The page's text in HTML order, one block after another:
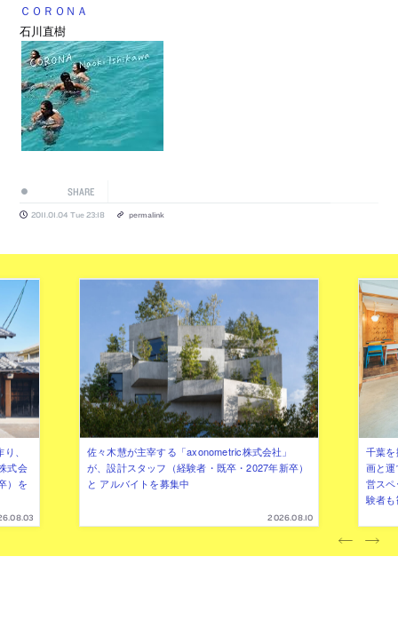
ＣＯＲＯＮＡ
石川直樹
SHARE
2011.01.04 Tue 23:18 permalink
、
式会
）を
佐々木慧が主宰する「axonometric株式会社」
が、設計スタッフ（経験者・既卒・2027年新卒）
と アルバイトを募集中
2026.08.10
千葉
画と
営ス
験者